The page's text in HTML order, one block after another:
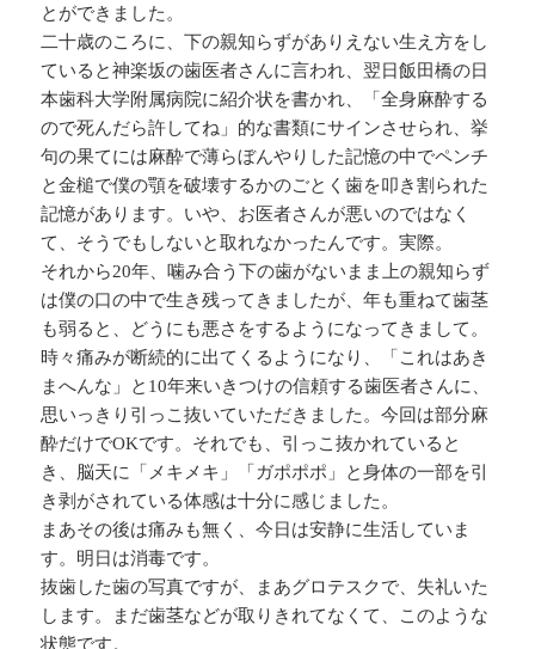
とができました。
二十歳のころに、下の親知らずがありえない生え方をし
ていると神楽坂の歯医者さんに言われ、翌日飯田橋の日
本歯科大学附属病院に紹介状を書かれ、「全身麻酔する
ので死んだら許してね」的な書類にサインさせられ、挙
句の果てには麻酔で薄らぼんやりした記憶の中でペンチ
と金槌で僕の顎を破壊するかのごとく歯を叩き割られた
記憶があります。いや、お医者さんが悪いのではなく
て、そうでもしないと取れなかったんです。実際。
それから20年、噛み合う下の歯がないまま上の親知らず
は僕の口の中で生き残ってきましたが、年も重ねて歯茎
も弱ると、どうにも悪さをするようになってきまして。
時々痛みが断続的に出てくるようになり、「これはあき
まへんな」と10年来いきつけの信頼する歯医者さんに、
思いっきり引っこ抜いていただきました。今回は部分麻
酔だけでOKです。それでも、引っこ抜かれていると
き、脳天に「メキメキ」「ガポポポ」と身体の一部を引
き剥がされている体感は十分に感じました。
まあその後は痛みも無く、今日は安静に生活していま
す。明日は消毒です。
抜歯した歯の写真ですが、まあグロテスクで、失礼いた
します。まだ歯茎などが取りきれてなくて、このような
状態です。